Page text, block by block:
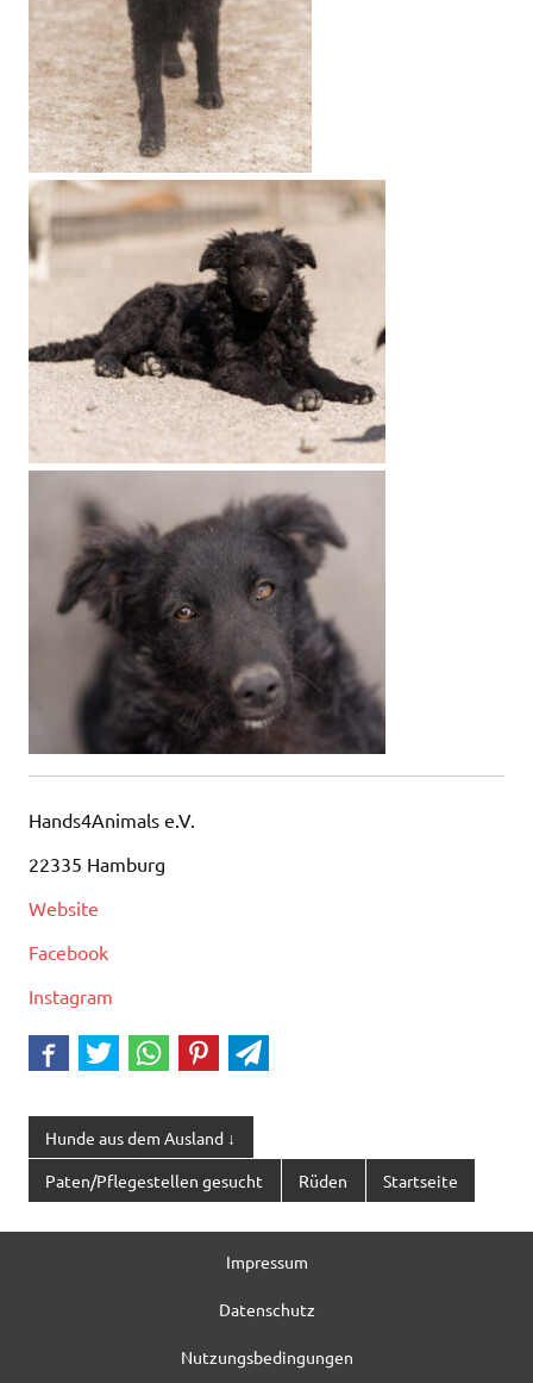
Hands4Animals e.V.
22335 Hamburg
Website
Facebook
Instagram
Hunde aus dem Ausland ↓
Paten/Pflegestellen gesucht Rüden Startseite
Impressum
Datenschutz
Nutzungsbedingungen